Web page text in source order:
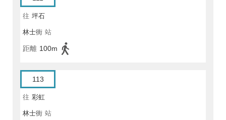
往 坪石
林士街 站
距離 100m
113
往 彩虹
林士街 站